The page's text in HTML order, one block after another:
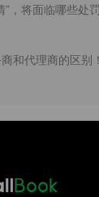
，将面临哪些处
和代理商的区别！